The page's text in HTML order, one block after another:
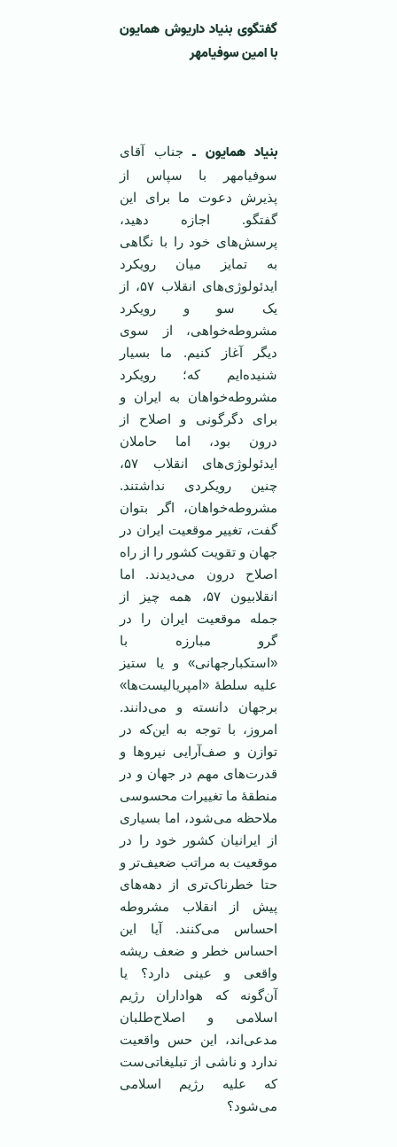
گفتگوی بنیاد داریوش همایون
با امین سوفیامهر
بنیاد همایون ـجناب آقای
سوفیامهر با سپاس از
پذیرش دعوت ما برای این
گفتگو. اجازه دهید،
پرسش‌های خود را با نگاهی
به تمایز میان رویکرد
ایدئولوژی‌های انقلاب ۵۷، از
یک سو و رویکرد
مشروطه‌خواهی، از سوی
دیگر آغاز ‌کنیم. ما بسیار
شنیده‌ایم که؛ رویکرد
مشروطه‌خواهان به ایران و
برای دگرگونی و اصلاح از
درون بود، اما حاملان
ایدئولوژی‌های انقلاب ۵۷،
چنین رویکردی نداشتند.
مشروطه‌خواهان، اگر بتوان
گفت، تغییر موقعیت ایران در
جهان و تقویت کشور را از راه
اصلاح درون می‌دیدند. اما
انقلابیون ۵۷، همه چیز از
جمله موقعیت ایران را در
گرو مبارزه با
«استکبارجهانی» و یا ستیز
علیه سلطۀ «امپریالیست‌ها»
برجهان دانسته و می‌دانند.
امروز، با توجه به این‌که در
توازن و صف‌آرایی نیروها و
قدرت‌های مهم در جهان و در
منطقۀ ما تغییرات محسوسی
ملاحظه می‌شود، اما بسیاری
از ایرانیان کشور خود را در
موقعیت به مراتب ضعیف‌تر و
حتا خطرناک‌تری از دهه‌های
پیش از انقلاب مشروطه
احساس می‌کنند.‌ آیا این
احساس خطر و ضعف ریشه
واقعی و عینی دارد؟ یا
آن‌گونه که هواداران رژیم
اسلامی و اصلاح‌طلبان
مدعی‌اند، این حس واقعیت
ندارد و ناشی از تبلیغاتی‌ست
که علیه رژیم اسلامی
می‌شود؟